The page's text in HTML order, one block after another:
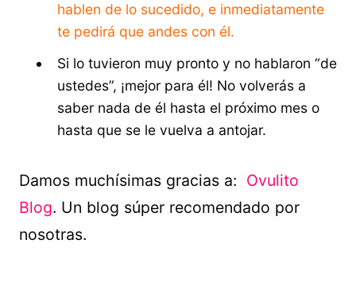
hablen de lo sucedido, e inmediatamente
te pedirá que andes con él.
Si lo tuvieron muy pronto y no hablaron “de
ustedes”, ¡mejor para él! No volverás a
saber nada de él hasta el próximo mes o
hasta que se le vuelva a antojar.
Damos muchísimas gracias a: Ovulito
Blog. Un blog súper recomendado por
nosotras.